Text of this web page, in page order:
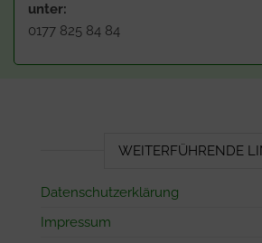
unter:
0177 825 84 84
WEITERFÜHRENDE
Datenschutzerklärung
Impressum